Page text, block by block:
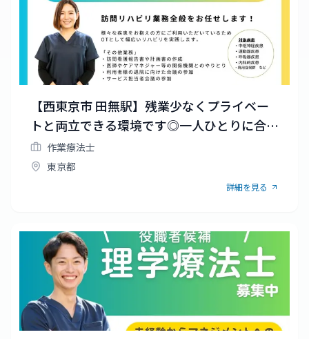
【西東京市 田無駅】残業少なくプライベー
トと両立できる環境です◎一人ひとりに合わ
せた教育フォロー体制充実！
作業療法士
東京都
詳細を見る